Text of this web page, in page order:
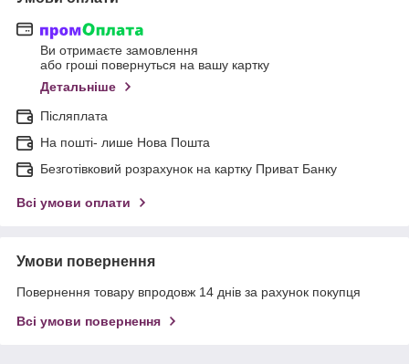
Ви отримаєте замовлення
або гроші повернуться на вашу картку
Детальніше
Післяплата
На пошті- лише Нова Пошта
Безготівковий розрахунок на картку Приват Банку
Всі умови оплати
Умови повернення
Повернення товару впродовж 14 днів за рахунок покупця
Всі умови повернення